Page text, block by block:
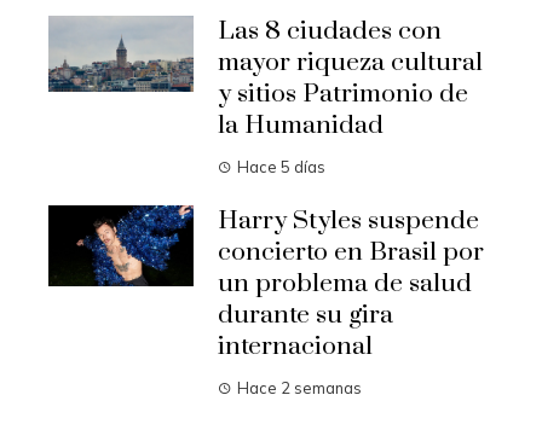
Las 8 ciudades con
mayor riqueza cultural
y sitios Patrimonio de
la Humanidad
Hace 5 días
Harry Styles suspende
concierto en Brasil por
un problema de salud
durante su gira
internacional
Hace 2 semanas